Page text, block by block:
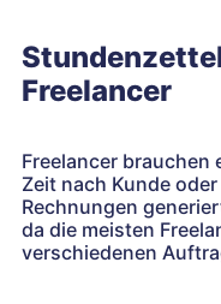
Freelancer
Freelancer brauchen
Zeit nach Kunde
Rechnungen
da die meisten
verschiedenen